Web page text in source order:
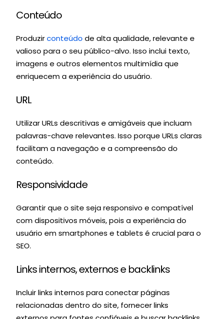
Conteúdo
Produzirconteúdo de alta qualidade, relevante e
valioso para o seu público-alvo. Isso inclui texto,
imagens e outros elementos multimídia que
enriquecem a experiência do usuário.
URL
Utilizar URLs descritivas e amigáveis que incluam
palavras-chave relevantes. Isso porque URLs claras
facilitam a navegação e a compreensão do
conteúdo.
Responsividade
Garantir que o site seja responsivo e compatível
com dispositivos móveis, pois a experiência do
usuário em smartphones e tablets é crucial para o
SEO.
Links internos, externos e backlinks
Incluir links internos para conectar páginas
relacionadas dentro do site, fornecer links